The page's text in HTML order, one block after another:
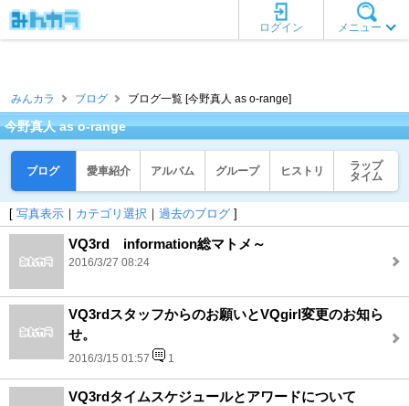
メニュー
ログイン
みんカラ ブログ ブログ一覧 [今野真人 as o-range]
今野真人 as o-range
ブログ 愛車紹介 アルバム グループ ヒストリ
ラップ
タイム
[ 写真表示 ｜ カテゴリ選択 ｜ 過去のブログ ]
VQ3rd information総マトメ～
2016/3/27 08:24
VQ3rdスタッフからのお願いとVQgirl変更のお知ら
せ。
2016/3/15 01:57 1
VQ3rdタイムスケジュールとアワードについて